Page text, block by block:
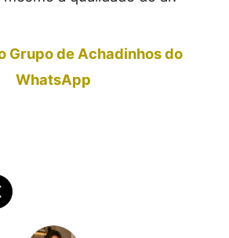
Grupo de Achadinhos do
WhatsApp